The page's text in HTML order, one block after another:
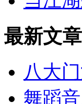
最新文章
八大
舞蹈